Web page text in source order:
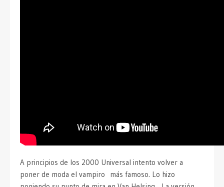
A principios de los 2000 Universal intento volver a
poner de moda el vampiro más famoso. Lo hizo